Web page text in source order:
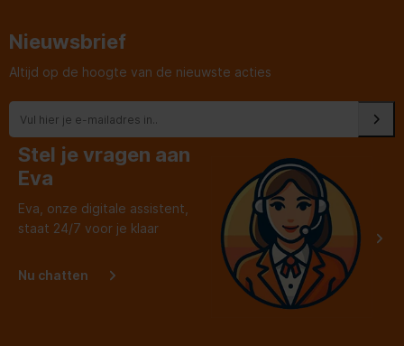
Nieuwsbrief
Altijd op de hoogte van de nieuwste acties
Stel je vragen aan
Eva
Eva, onze digitale assistent,
staat 24/7 voor je klaar
Nu chatten